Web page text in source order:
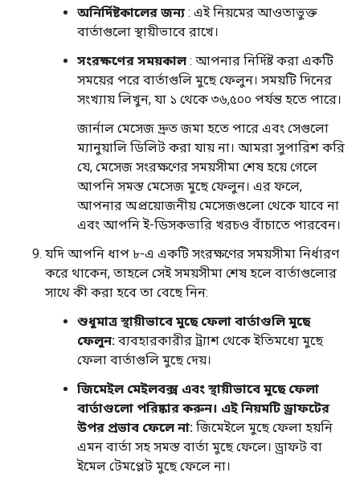
অনির্দিষ্টকালের জন্য : এই নিয়মের আওতাভুক্ত
বার্তাগুলো স্থায়ীভাবে রাখে।
সংরক্ষণের সময়কাল : আপনার নির্দিষ্ট করা একটি
সময়ের পরে বার্তাগুলি মুছে ফেলুন। সময়টি দিনের
সংখ্যায় লিখুন, যা ১ থেকে ৩৬,৫০০ পর্যন্ত হতে পারে।
জার্নাল মেসেজ দ্রুত জমা হতে পারে এবং সেগুলো
ম্যানুয়ালি ডিলিট করা যায় না। আমরা সুপারিশ করি
যে, মেসেজ সংরক্ষণের সময়সীমা শেষ হয়ে গেলে
আপনি সমস্ত মেসেজ মুছে ফেলুন। এর ফলে,
আপনার অপ্রয়োজনীয় মেসেজগুলো থেকে যাবে না
এবং আপনি ই-ডিসকভারি খরচও বাঁচাতে পারবেন।
যদি আপনি ধাপ ৮-এ একটি সংরক্ষণের সময়সীমা নির্ধারণ
করে থাকেন, তাহলে সেই সময়সীমা শেষ হলে বার্তাগুলোর
সাথে কী করা হবে তা বেছে নিন:
শুধুমাত্র স্থায়ীভাবে মুছে ফেলা বার্তাগুলি মুছে
ফেলুন: ব্যবহারকারীর ট্র্যাশ থেকে ইতিমধ্যে মুছে
ফেলা বার্তাগুলি মুছে দেয়।
জিমেইল মেইলবক্স এবং স্থায়ীভাবে মুছে ফেলা
বার্তাগুলো পরিষ্কার করুন। এই নিয়মটি ড্রাফটের
উপর প্রভাব ফেলে না: জিমেইলে মুছে ফেলা হয়নি
এমন বার্তা সহ সমস্ত বার্তা মুছে ফেলে। ড্রাফট বা
ইমেল টেমপ্লেট মুছে ফেলে না।